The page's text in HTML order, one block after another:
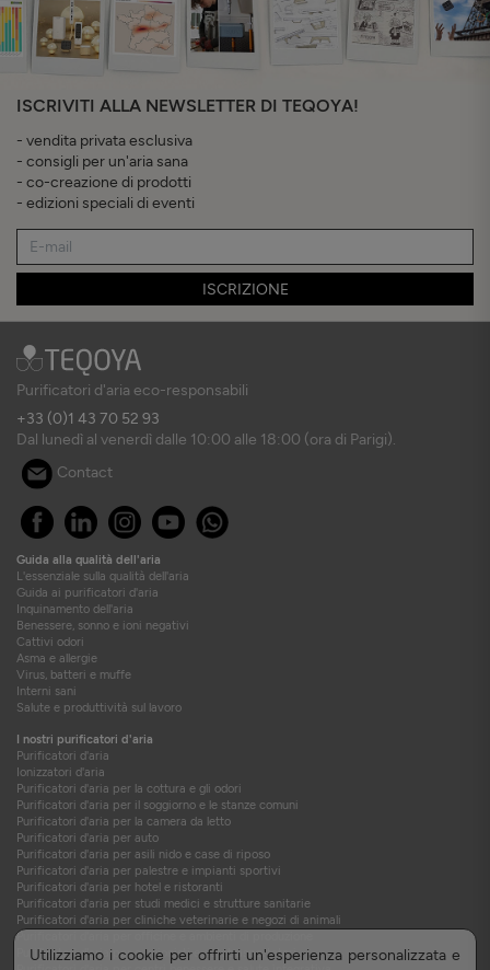
Utilizziamo i cookie per offrirti un'esperienza personalizzata e
ISCRIVITI ALLA NEWSLETTER DI TEQOYA!
- vendita privata esclusiva
- consigli per un'aria sana
- co-creazione di prodotti
- edizioni speciali di eventi
ISCRIZIONE
Purificatori d'aria eco-responsabili
+33 (0)1 43 70 52 93
Dal lunedì al venerdì dalle 10:00 alle 18:00 (ora di Parigi).
Contact
Guida alla qualità dell'aria
L'essenziale sulla qualità dell'aria
Guida ai purificatori d'aria
Inquinamento dell'aria
Benessere, sonno e ioni negativi
Cattivi odori
Asma e allergie
Virus, batteri e muffe
Interni sani
Salute e produttività sul lavoro
I nostri purificatori d'aria
Purificatori d'aria
Ionizzatori d'aria
Purificatori d'aria per la cottura e gli odori
Purificatori d'aria per il soggiorno e le stanze comuni
Purificatori d'aria per la camera da letto
Purificatori d'aria per auto
Purificatori d'aria per asili nido e case di riposo
Purificatori d'aria per palestre e impianti sportivi
Purificatori d'aria per hotel e ristoranti
Purificatori d'aria per studi medici e strutture sanitarie
Purificatori d'aria per cliniche veterinarie e negozi di animali
Purificatori d'aria per officine e ambienti di produzione
Purificatori d'aria per camionisti e autotrasportatori